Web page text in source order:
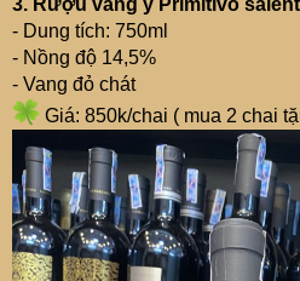
- Dung tích: 750ml
- Nồng độ 14,5%
- Vang đỏ chát
Giá: 850k/chai ( mua 2 chai